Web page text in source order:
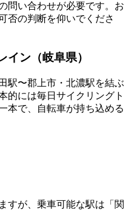
問い合わせが必要です。お
否の判断を仰いでくださ
イン（岐阜県）
駅〜郡上市・北濃駅を結ぶ
的には毎日サイクリングト
本で、自転車が持ち込める
すが、乗車可能な駅は「関